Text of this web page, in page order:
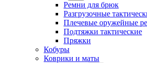
Ремни для брюк
Разгрузочные
Плечевые оружейные
Подтяжки тактические
Пряжки
Кобуры
Коврики и маты